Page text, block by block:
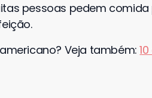
pessoas pedem
Veja também: